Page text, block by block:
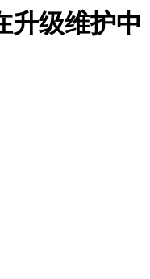
升级维护